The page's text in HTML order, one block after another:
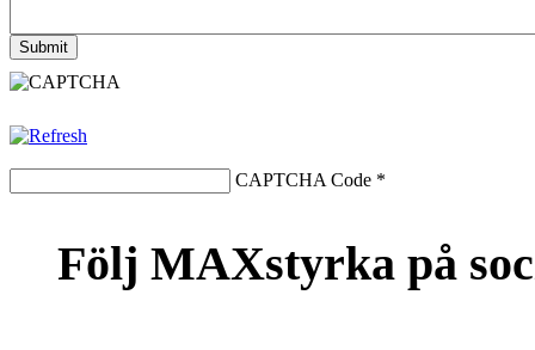
CAPTCHA Code *
Följ MAXstyrka på